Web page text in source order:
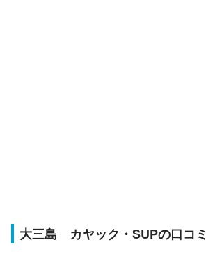
大三島 カヤック・SUPの口コミ